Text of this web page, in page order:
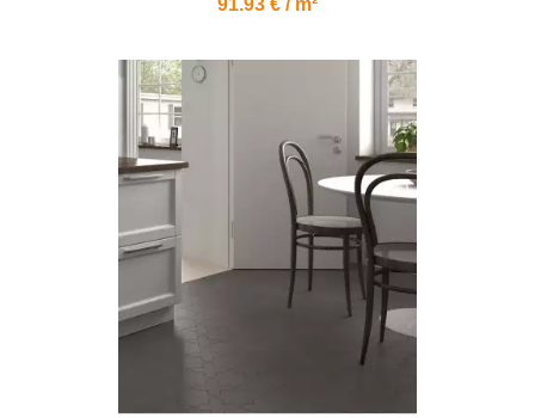
91.93 € / m²